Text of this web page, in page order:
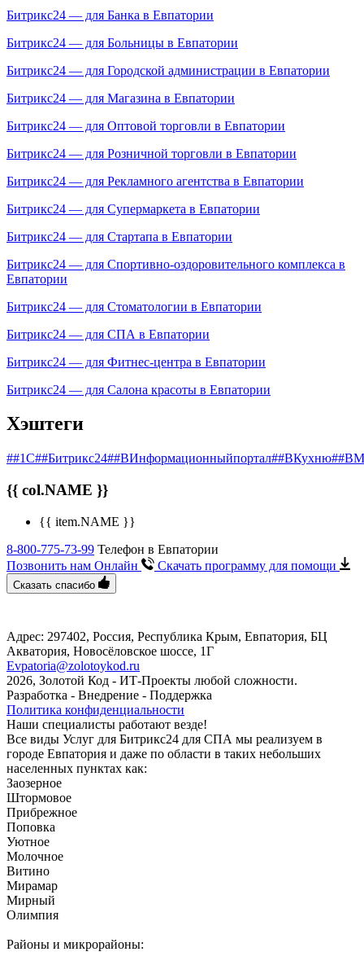
Битрикс24 — для Банка в Евпатории
Битрикс24 — для Больницы в Евпатории
Битрикс24 — для Городской администрации в Евпатории
Битрикс24 — для Магазина в Евпатории
Битрикс24 — для Оптовой торговли в Евпатории
Битрикс24 — для Розничной торговли в Евпатории
Битрикс24 — для Рекламного агентства в Евпатории
Битрикс24 — для Супермаркета в Евпатории
Битрикс24 — для Стартапа в Евпатории
Битрикс24 — для Спортивно-оздоровительного комплекса в
Евпатории
Битрикс24 — для Стоматологии в Евпатории
Битрикс24 — для СПА в Евпатории
Битрикс24 — для Фитнес-центра в Евпатории
Битрикс24 — для Салона красоты в Евпатории
Хэштеги
##1С##Битрикс24##ВИнформационныйпортал##ВКухню
{{ col.NAME }}
{{ item.NAME }}
8-800-775-73-99 Телефон в Евпатории
Позвонить нам Онлайн
Скачать программу для помощи
Сказать спасибо
Адрес: 297402, Россия, Республика Крым, Евпатория, БЦ
Акватория, Новосёловское шоссе, 1Г
Evpatoria@zolotoykod.ru
2026, Золотой Код - ИТ-Проекты любой сложности.
Разработка - Внедрение - Поддержка
Политика конфиденциальности
Наши специалисты работают везде!
Все виды Услуг для Битрикс24 для СПА мы реализуем в
городе Евпатория и даже по области в таких небольших
населенных пунктах как:
Заозерное
Штормовое
Прибрежное
Поповка
Уютное
Молочное
Витино
Мирамар
Мирный
Олимпия
Районы и микрорайоны: